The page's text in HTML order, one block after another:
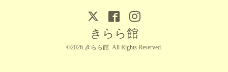
きらら館
©2026 きらら館. All Rights Reserved.